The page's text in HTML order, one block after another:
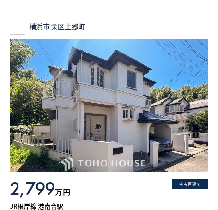
What’s MIRAKARE
スペシャルムービーを見る
横浜市 栄区上郷町
中古戸建て
2,799万円
JR根岸線 港南台駅